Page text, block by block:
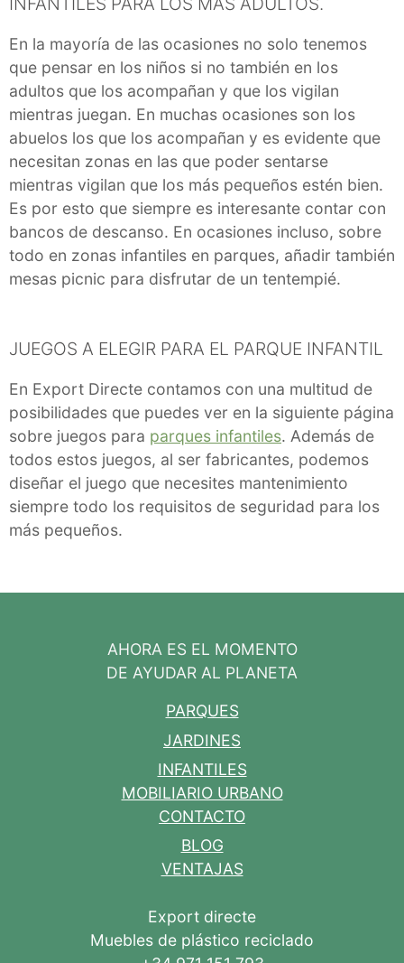
En la mayoría de las ocasiones no solo tenemos
que pensar en los niños si no también en los
adultos que los acompañan y que los vigilan
mientras juegan. En muchas ocasiones son los
abuelos los que los acompañan y es evidente que
necesitan zonas en las que poder sentarse
mientras vigilan que los más pequeños estén bien.
Es por esto que siempre es interesante contar con
bancos de descanso. En ocasiones incluso, sobre
todo en zonas infantiles en parques, añadir también
mesas picnic para disfrutar de un tentempié.
JUEGOS A ELEGIR PARA EL PARQUE INFANTIL
En Export Directe contamos con una multitud de
posibilidades que puedes ver en la siguiente página
sobre juegos para parques infantiles. Además de
todos estos juegos, al ser fabricantes, podemos
diseñar el juego que necesites mantenimiento
siempre todo los requisitos de seguridad para los
más pequeños.
AHORA ES EL MOMENTO
DE AYUDAR AL PLANETA
PARQUES
JARDINES
INFANTILES
MOBILIARIO URBANO
CONTACTO
BLOG
VENTAJAS
Export directe
Muebles de plástico reciclado